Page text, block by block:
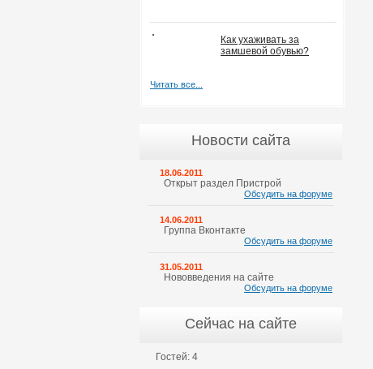
Как ухаживать за
замшевой обувью?
Читать все...
Новости сайта
18.06.2011
Открыт раздел Пристрой
Обсудить на форуме
14.06.2011
Группа Вконтакте
Обсудить на форуме
31.05.2011
Нововведения на сайте
Обсудить на форуме
Сейчас на сайте
Гостей: 4